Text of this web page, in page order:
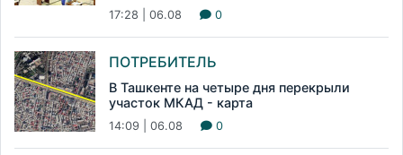
17:28 | 06.08 0
ПОТРЕБИТЕЛЬ
В Ташкенте на четыре дня перекрыли
участок МКАД - карта
14:09 | 06.08 0